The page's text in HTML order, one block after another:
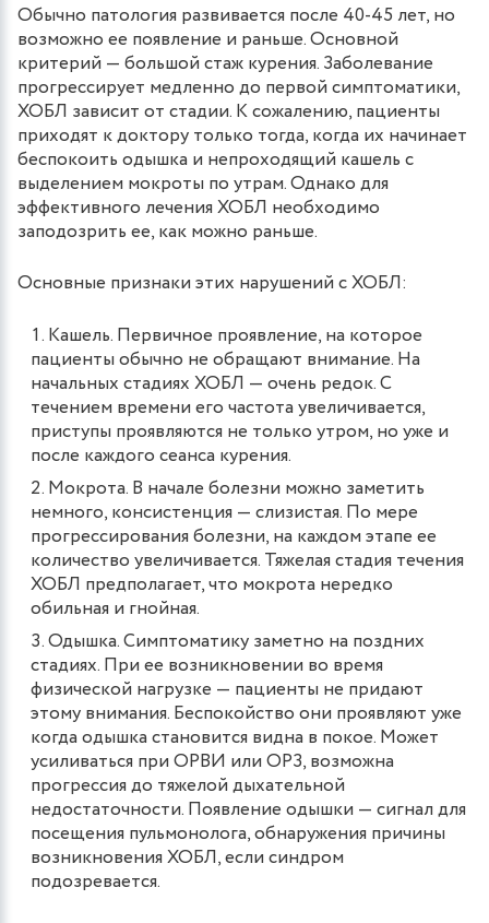
Обычно патология развивается после 40-45 лет, но
возможно ее появление и раньше. Основной
критерий — большой стаж курения. Заболевание
прогрессирует медленно до первой симптоматики,
ХОБЛ зависит от стадии. К сожалению, пациенты
приходят к доктору только тогда, когда их начинает
беспокоить одышка и непроходящий кашель с
выделением мокроты по утрам. Однако для
эффективного лечения ХОБЛ необходимо
заподозрить ее, как можно раньше.
Основные признаки этих нарушений с ХОБЛ:
Кашель. Первичное проявление, на которое
пациенты обычно не обращают внимание. На
начальных стадиях ХОБЛ — очень редок. С
течением времени его частота увеличивается,
приступы проявляются не только утром, но уже и
после каждого сеанса курения.
Мокрота. В начале болезни можно заметить
немного, консистенция — слизистая. По мере
прогрессирования болезни, на каждом этапе ее
количество увеличивается. Тяжелая стадия течения
ХОБЛ предполагает, что мокрота нередко
обильная и гнойная.
Одышка. Симптоматику заметно на поздних
стадиях. При ее возникновении во время
физической нагрузке — пациенты не придают
этому внимания. Беспокойство они проявляют уже
когда одышка становится видна в покое. Может
усиливаться при ОРВИ или ОРЗ, возможна
прогрессия до тяжелой дыхательной
недостаточности. Появление одышки — сигнал для
посещения пульмонолога, обнаружения причины
возникновения ХОБЛ, если синдром
подозревается.